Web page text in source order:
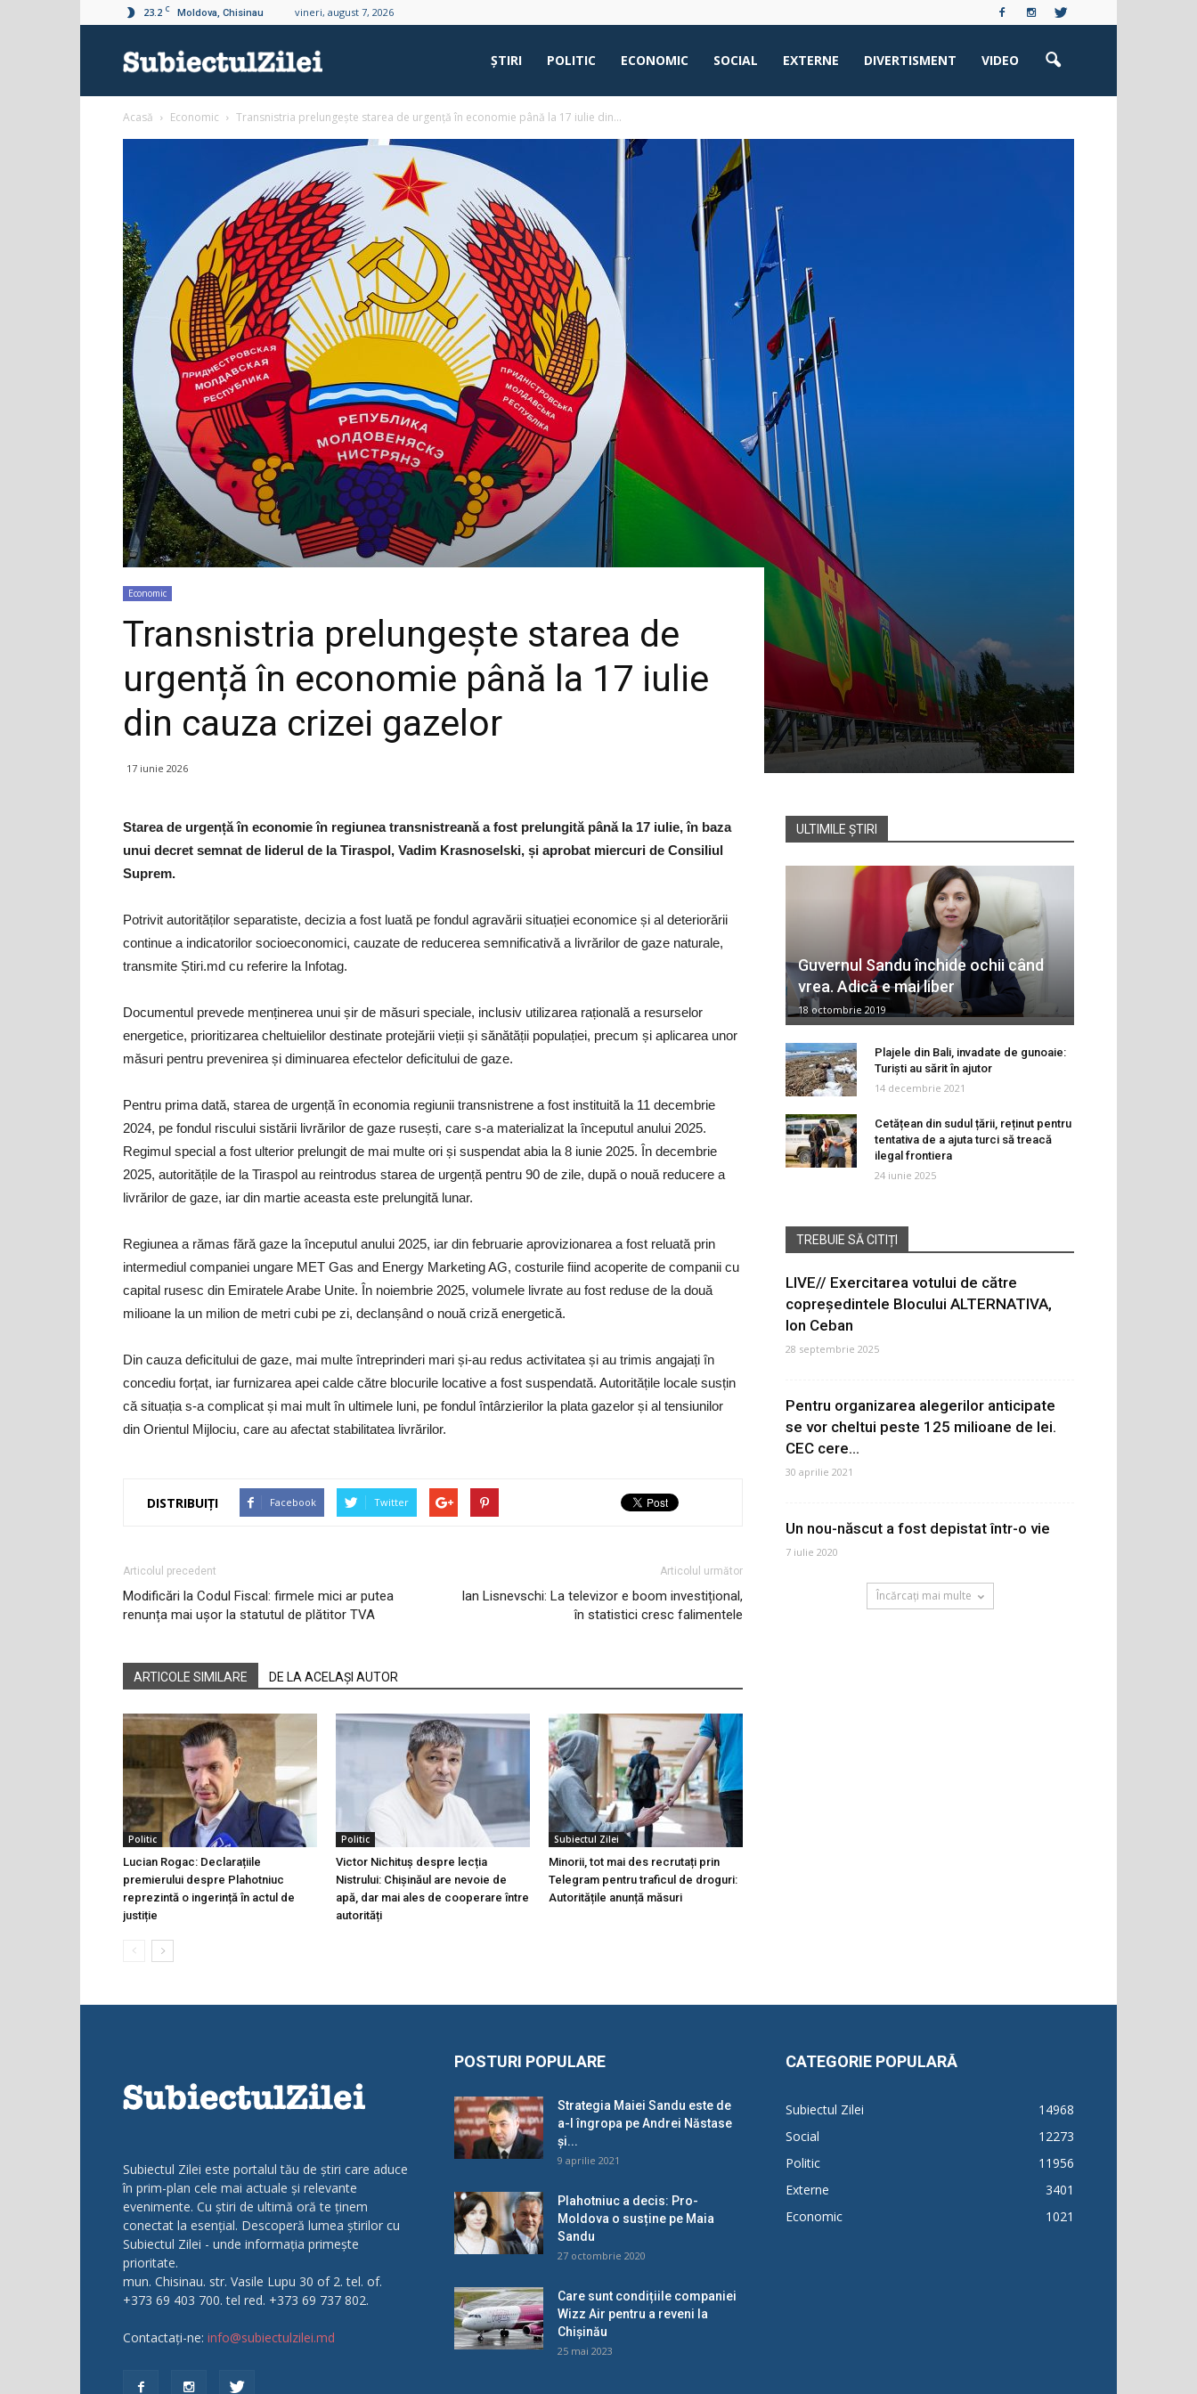
23.2 C Moldova, Chisinau vineri, august 7, 2026
ŞTIRI POLITIC ECONOMIC SOCIAL EXTERNE DIVERTISMENT VIDEO
Acasă Economic Transnistria prelungește starea de urgență în economie până la 17 iulie din...
Economic
Transnistria prelungește starea de
urgență în economie până la 17 iulie
din cauza crizei gazelor
17 iunie 2026
Starea de urgență în economie în regiunea transnistreană a fost prelungită până la 17 iulie, în baza
unui decret semnat de liderul de la Tiraspol, Vadim Krasnoselski, și aprobat miercuri de Consiliul
Suprem.
Potrivit autorităților separatiste, decizia a fost luată pe fondul agravării situației economice și al deteriorării
continue a indicatorilor socioeconomici, cauzate de reducerea semnificativă a livrărilor de gaze naturale,
transmite Știri.md cu referire la Infotag.
Documentul prevede menținerea unui șir de măsuri speciale, inclusiv utilizarea rațională a resurselor
energetice, prioritizarea cheltuielilor destinate protejării vieții și sănătății populației, precum și aplicarea unor
măsuri pentru prevenirea și diminuarea efectelor deficitului de gaze.
Pentru prima dată, starea de urgență în economia regiunii transnistrene a fost instituită la 11 decembrie
2024, pe fondul riscului sistării livrărilor de gaze rusești, care s-a materializat la începutul anului 2025.
Regimul special a fost ulterior prelungit de mai multe ori și suspendat abia la 8 iunie 2025. În decembrie
2025, autoritățile de la Tiraspol au reintrodus starea de urgență pentru 90 de zile, după o nouă reducere a
livrărilor de gaze, iar din martie aceasta este prelungită lunar.
Regiunea a rămas fără gaze la începutul anului 2025, iar din februarie aprovizionarea a fost reluată prin
intermediul companiei ungare MET Gas and Energy Marketing AG, costurile fiind acoperite de companii cu
capital rusesc din Emiratele Arabe Unite. În noiembrie 2025, volumele livrate au fost reduse de la două
milioane la un milion de metri cubi pe zi, declanșând o nouă criză energetică.
Din cauza deficitului de gaze, mai multe întreprinderi mari și-au redus activitatea și au trimis angajați în
concediu forțat, iar furnizarea apei calde către blocurile locative a fost suspendată. Autoritățile locale susțin
că situația s-a complicat și mai mult în ultimele luni, pe fondul întârzierilor la plata gazelor și al tensiunilor
din Orientul Mijlociu, care au afectat stabilitatea livrărilor.
DISTRIBUIȚI Facebook Twitter
Articolul precedent
Modificări la Codul Fiscal: firmele mici ar putea
renunța mai ușor la statutul de plătitor TVA
Articolul următor
Ian Lisnevschi: La televizor e boom investițional,
în statistici cresc falimentele
ARTICOLE SIMILARE DE LA ACELAȘI AUTOR
Politic
Lucian Rogac: Declarațiile
premierului despre Plahotniuc
reprezintă o ingerință în actul de
justiție
Politic
Victor Nichituș despre lecția
Nistrului: Chișinăul are nevoie de
apă, dar mai ales de cooperare între
autorități
Subiectul Zilei
Minorii, tot mai des recrutați prin
Telegram pentru traficul de droguri:
Autoritățile anunță măsuri
ULTIMILE ȘTIRI
Guvernul Sandu închide ochii când
vrea. Adică e mai liber
18 octombrie 2019
Plajele din Bali, invadate de gunoaie:
Turiști au sărit în ajutor
14 decembrie 2021
Cetățean din sudul țării, reținut pentru
tentativa de a ajuta turci să treacă
ilegal frontiera
24 iunie 2025
TREBUIE SĂ CITIȚI
LIVE// Exercitarea votului de către
copreședintele Blocului ALTERNATIVA,
Ion Ceban
28 septembrie 2025
Pentru organizarea alegerilor anticipate
se vor cheltui peste 125 milioane de lei.
CEC cere...
30 aprilie 2021
Un nou-născut a fost depistat într-o vie
7 iulie 2020
Încărcați mai multe
Subiectul Zilei este portalul tău de știri care aduce
în prim-plan cele mai actuale și relevante
evenimente. Cu știri de ultimă oră te ținem
conectat la esențial. Descoperă lumea știrilor cu
Subiectul Zilei - unde informația primește
prioritate.
mun. Chisinau. str. Vasile Lupu 30 of 2. tel. of.
+373 69 403 700. tel red. +373 69 737 802.
Contactați-ne: info@subiectulzilei.md
POSTURI POPULARE
Strategia Maiei Sandu este de
a-l îngropa pe Andrei Năstase
și...
9 aprilie 2021
Plahotniuc a decis: Pro-
Moldova o susține pe Maia
Sandu
27 octombrie 2020
Care sunt condițiile companiei
Wizz Air pentru a reveni la
Chișinău
25 mai 2023
CATEGORIE POPULARĂ
Subiectul Zilei
14968
Social
12273
Politic
11956
Externe
3401
Economic
1021